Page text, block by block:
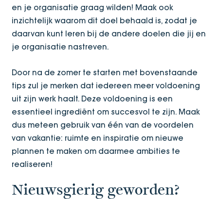
en je organisatie graag wilden! Maak ook
inzichtelijk waarom dit doel behaald is, zodat je
daarvan kunt leren bij de andere doelen die jij en
je organisatie nastreven.
Door na de zomer te starten met bovenstaande
tips zul je merken dat iedereen meer voldoening
uit zijn werk haalt. Deze voldoening is een
essentieel ingrediënt om succesvol te zijn. Maak
dus meteen gebruik van één van de voordelen
van vakantie: ruimte en inspiratie om nieuwe
plannen te maken om daarmee ambities te
realiseren!
Nieuwsgierig geworden?